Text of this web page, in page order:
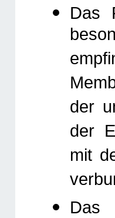
Das
der
der
mit
Das